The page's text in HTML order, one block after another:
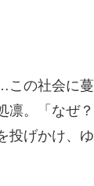
の社会に
凛。「なぜ
投げかけ、